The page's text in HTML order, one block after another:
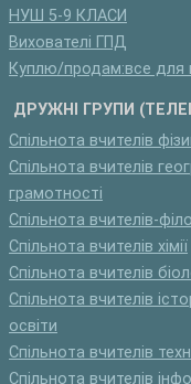
НУШ 5-9 КЛАСИ
Вихователі ГПД
Куплю/продам:все для
ДРУЖНІ ГРУПИ
Спільнота вчителів
Спільнота вчителів
грамотності
Спільнота вчителів-
Спільнота вчителів хімії
Спільнота вчителів
Спільнота вчителів
освіти
Спільнота вчителів
Спільнота вчителів